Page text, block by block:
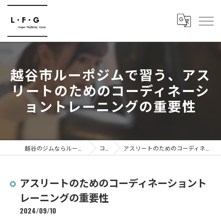
越谷市ルーポジムで習う、アス
リートのためのコーディネーシ
ョントレーニングの重要性
コラム アスリートのためのコーディネーショントレーニングの重要性
アスリートのためのコーディネーショント
レーニングの重要性
2024/09/10